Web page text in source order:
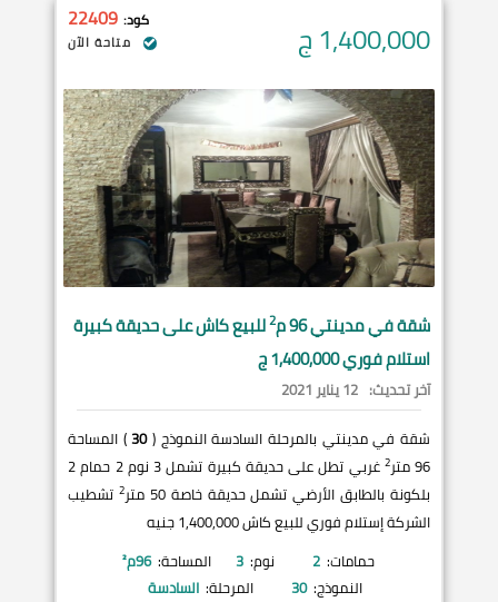
1,400,000ج كود: 22409
متاحة الآن
شقة فيمدينتي96 م 2للبيع كاش على حديقة كبيرة
استلام فوري 1,400,000 ج
آخر تحديث: 12 يناير 2021
شقة في مدينتي بالمرحلة السادسة النموذج (30) المساحة
96 متر
2
غربي تطل على حديقة كبيرة تشمل 3 نوم 2 حمام 2
بلكونة بالطابق الأرضي تشمل حديقة خاصة 50 متر
2 تشطيب
الشركة إستلام فوري للبيع كاش 1,400,000 جنيه
حمامات: 2 نوم: 3 المساحة: 96م²
النموذج: 30 المرحلة: السادسة